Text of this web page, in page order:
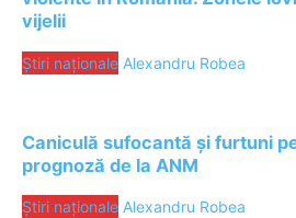
vijelii
Știri naționale Alexandru Robea
Caniculă sufocantă și furtuni
prognoză de la ANM
Știri naționale Alexandru Robea